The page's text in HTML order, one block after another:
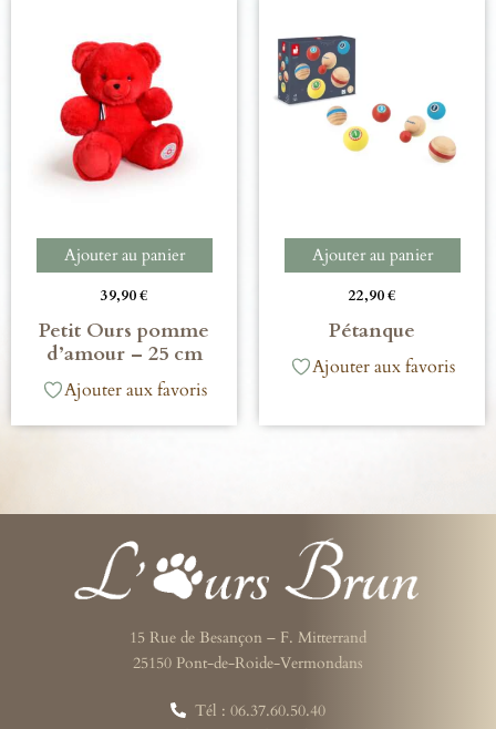
Ajouter au panier
39,90€
Petit Ours pomme
d’amour – 25 cm
Ajouter aux favoris
Ajouter au panier
22,90€
Pétanque
Ajouter aux favoris
15 Rue de Besançon – F. Mitterrand
25150 Pont-de-Roide-Vermondans
Tél : 06.37.60.50.40